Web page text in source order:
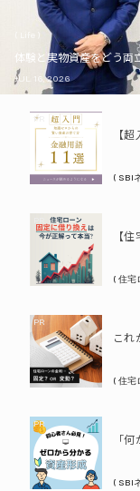
体験と実物資産をどう両
JUL. 16, 2026
PR
( SBI
( 住宅
PR
( 住宅
PR
( SBI